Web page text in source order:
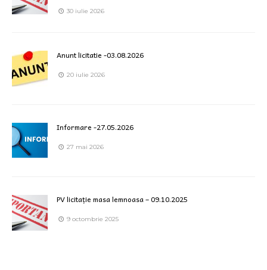
30 iulie 2026
Anunt licitatie -03.08.2026
20 iulie 2026
Informare -27.05.2026
27 mai 2026
PV licitație masa lemnoasa – 09.10.2025
9 octombrie 2025